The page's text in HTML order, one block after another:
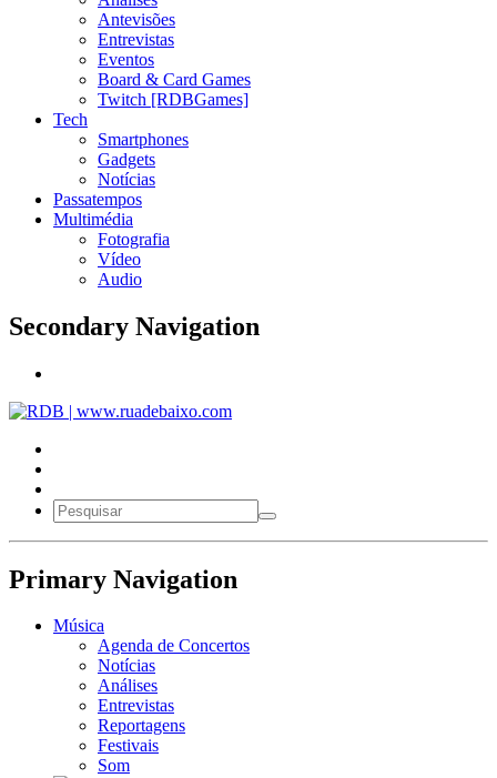
Antevisões
Entrevistas
Eventos
Board & Card Games
Twitch [RDBGames]
Tech
Smartphones
Gadgets
Notícias
Passatempos
Multimédia
Fotografia
Vídeo
Audio
Secondary Navigation
Primary Navigation
Música
Agenda de Concertos
Notícias
Análises
Entrevistas
Reportagens
Festivais
Som